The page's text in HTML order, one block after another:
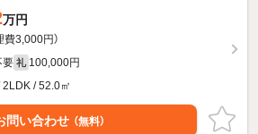
万円
費3,000円）
要 礼 100,000円
2LDK / 52.0㎡
問い合わせ （無料）